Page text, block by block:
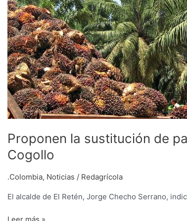
Proponen la sustitución de
Cogollo
.Colombia, Noticias / Redagrícola
El alcalde de El Retén, Jorge Checho Serrano,
por
la
Pudrición
de
Cogollo